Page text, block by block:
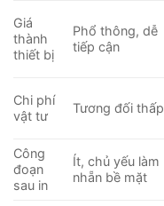
Giá
thành
thiết bị
Phổ thông, dễ
tiếp cận
Chi phí
vật tư
Tương đối thấp
Công
đoạn
sau in
Ít, chủ yếu làm
nhẵn bề mặt